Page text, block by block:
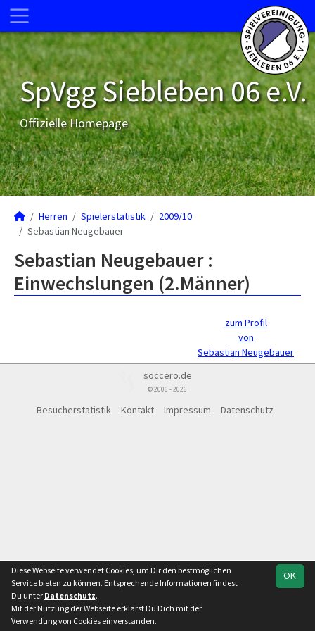
SpVgg Siebleben 06 e.V.
Offizielle Homepage
Herren Spielerstatistik
2009/10
Sebastian Neugebauer
Sebastian Neugebauer :
Einwechslungen (2.Männer)
zum Profil
von
Sebastian Neugebauer
soccero.de
© 2006 - 2026
Besucherstatistik Kontakt Impressum Datenschutz
OK
Diese Webseite verwendet Cookies, um Dir den bestmöglichen
Service bieten zu können. Entsprechende Informationen findest
Du unter Datenschutz.
Mit der Nutzung der Webseite erklärst Du Dich mit der
Verwendung von Cookies einverstanden.